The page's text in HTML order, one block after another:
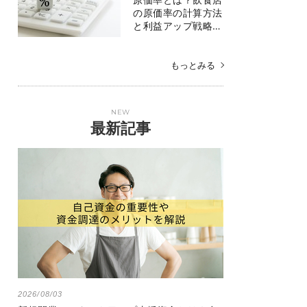
の原価率の計算方法
と利益アップ戦略…
もっとみる
NEW
最新記事
2026/08/03